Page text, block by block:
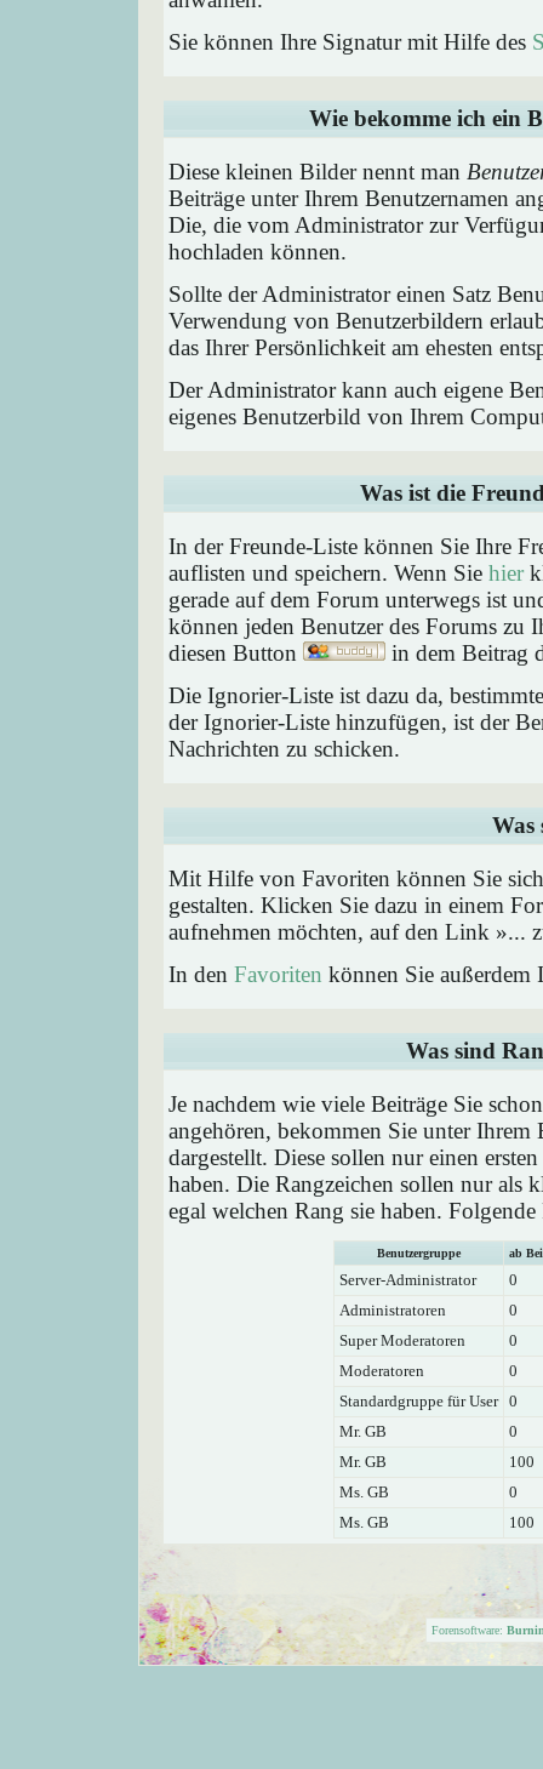
Sie können Ihre Signatur mit Hilfe des
Wie bekomme ich ein
Diese kleinen Bilder nennt man
Beiträge unter Ihrem Benutzernamen
Die, die vom Administrator zur
hochladen können.
Sollte der Administrator einen Satz
Verwendung von Benutzerbildern
das Ihrer Persönlichkeit am ehesten
Der Administrator kann auch eigene
eigenes Benutzerbild von Ihrem
Was ist die
In der Freunde-Liste können Sie Ihre
auflisten und speichern. Wenn Sie hier
gerade auf dem Forum unterwegs ist
können jeden Benutzer des Forums zu
diesen Button
in dem Beitrag
Die Ignorier-Liste ist dazu da,
der Ignorier-Liste hinzufügen, ist der
Nachrichten zu schicken.
Was
Mit Hilfe von Favoriten können Sie
gestalten. Klicken Sie dazu in einem
aufnehmen möchten, auf den Link »...
In den Favoriten können Sie
Was sind
Je nachdem wie viele Beiträge Sie
angehören, bekommen Sie unter Ihrem
dargestellt. Diese sollen nur einen
haben. Die Rangzeichen sollen nur als
egal welchen Rang sie haben.
Benutzergruppe ab
Server-Administrator
0
Administratoren
0
Super Moderatoren
0
Moderatoren
0
Standardgruppe für User 0
Mr. GB
0
Mr. GB
100
Ms. GB
0
Ms. GB
100
Forensoftware: